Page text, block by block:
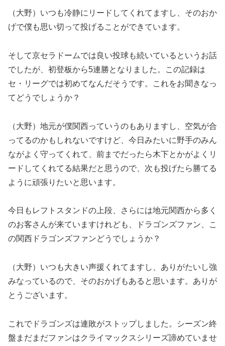
（大野）いつも冷静にリードしてくれてますし、そのおか
げで僕も思い切って投げることができています。
そして京セラドームでは良い投球も続いているというお話
でしたが、初登板から5連勝となりました。この記録は
セ・リーグでは初めてなんだそうです。これをお聞きなっ
てどうでしょうか？
（大野）地元が僕関西っていうのもありますし、空気が合
ってるのかもしれないですけど、今日みたいに野手のみん
ながよく守ってくれて、前までだったら木下とかがよくリ
ードしてくれてる結果だと思うので、次も投げたら勝てる
ように頑張りたいと思います。
今日もレフトスタンドの上段、さらには地元関西から多く
のお客さんが来ていますけれども、ドラゴンズファン、こ
の関西ドラゴンズファンどうでしょうか？
（大野）いつも大きい声援くれてますし、ありがたいし強
みなっているので、そのおかげもあると思います。ありが
とうございます。
これでドラゴンズは連敗がストップしました。シーズン終
盤まだまだファンはクライマックスシリーズ諦めていませ